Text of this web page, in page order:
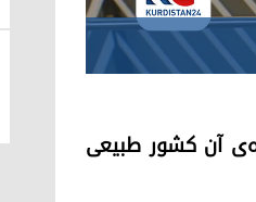
آن کشور طبیعی